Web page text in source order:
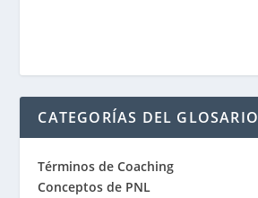
CATEGORÍAS DEL GLOSARIO
Términos de Coaching
Conceptos de PNL